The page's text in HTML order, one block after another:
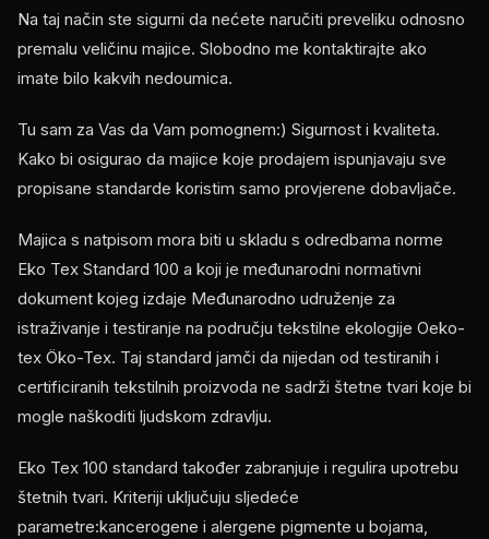
Na taj način ste sigurni da nećete naručiti preveliku odnosno
premalu veličinu majice. Slobodno me kontaktirajte ako
imate bilo kakvih nedoumica.
Tu sam za Vas da Vam pomognem:) Sigurnost i kvaliteta.
Kako bi osigurao da majice koje prodajem ispunjavaju sve
propisane standarde koristim samo provjerene dobavljače.
Majica s natpisom mora biti u skladu s odredbama norme
Eko Tex Standard 100 a koji je međunarodni normativni
dokument kojeg izdaje Međunarodno udruženje za
istraživanje i testiranje na području tekstilne ekologije Oeko-
tex Öko-Tex. Taj standard jamči da nijedan od testiranih i
certificiranih tekstilnih proizvoda ne sadrži štetne tvari koje bi
mogle naškoditi ljudskom zdravlju.
Eko Tex 100 standard također zabranjuje i regulira upotrebu
štetnih tvari. Kriteriji uključuju sljedeće
parametre:kancerogene i alergene pigmente u bojama,